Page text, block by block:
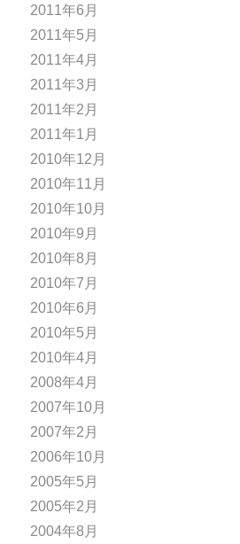
2011年6月
2011年5月
2011年4月
2011年3月
2011年2月
2011年1月
2010年12月
2010年11月
2010年10月
2010年9月
2010年8月
2010年7月
2010年6月
2010年5月
2010年4月
2008年4月
2007年10月
2007年2月
2006年10月
2005年5月
2005年2月
2004年8月